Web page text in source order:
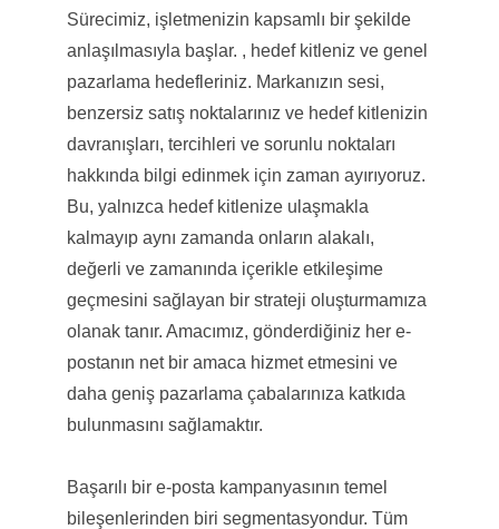
Sürecimiz, işletmenizin kapsamlı bir şekilde
anlaşılmasıyla başlar. , hedef kitleniz ve genel
pazarlama hedefleriniz. Markanızın sesi,
benzersiz satış noktalarınız ve hedef kitlenizin
davranışları, tercihleri ​​ve sorunlu noktaları
hakkında bilgi edinmek için zaman ayırıyoruz.
Bu, yalnızca hedef kitlenize ulaşmakla
kalmayıp aynı zamanda onların alakalı,
değerli ve zamanında içerikle etkileşime
geçmesini sağlayan bir strateji oluşturmamıza
olanak tanır. Amacımız, gönderdiğiniz her e-
postanın net bir amaca hizmet etmesini ve
daha geniş pazarlama çabalarınıza katkıda
bulunmasını sağlamaktır.
Başarılı bir e-posta kampanyasının temel
bileşenlerinden biri segmentasyondur. Tüm